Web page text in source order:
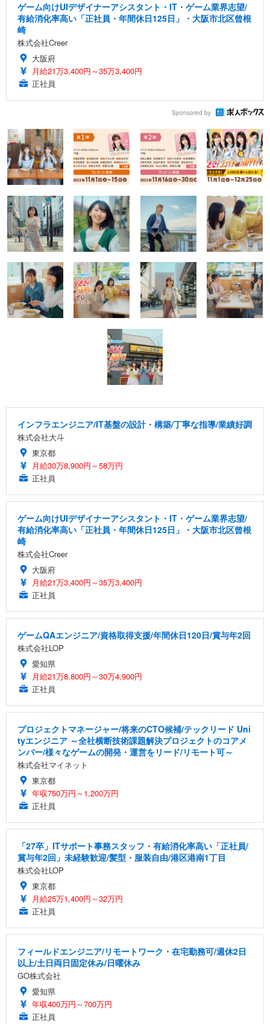
ゲーム向けUIデザイナーアシスタント・IT・ゲーム業界志望/
有給消化率高い「正社員・年間休日125日」・大阪市北区曾根
崎
株式会社Creer
大阪府
月給21万3,400円～35万3,400円
正社員
Sponsored by
インフラエンジニア/IT基盤の設計・構築/丁寧な指導/業績好調
株式会社大斗
東京都
月給30万8,900円～58万円
正社員
ゲーム向けUIデザイナーアシスタント・IT・ゲーム業界志望/
有給消化率高い「正社員・年間休日125日」・大阪市北区曾根
崎
株式会社Creer
大阪府
月給21万3,400円～35万3,400円
正社員
ゲームQAエンジニア/資格取得支援/年間休日120日/賞与年2回
株式会社LOP
愛知県
月給21万8,800円～30万4,900円
正社員
プロジェクトマネージャー/将来のCTO候補/テックリード Uni
tyエンジニア ～全社横断技術課題解決プロジェクトのコアメ
ンバー/様々なゲームの開発・運営をリード/リモート可～
株式会社マイネット
東京都
年収750万円～1,200万円
正社員
「27卒」ITサポート事務スタッフ・有給消化率高い「正社員/
賞与年2回」未経験歓迎/髪型・服装自由/港区港南1丁目
株式会社LOP
東京都
月給25万1,400円～32万円
正社員
フィールドエンジニア/リモートワーク・在宅勤務可/週休2日
以上/土日両日固定休み/日曜休み
GO株式会社
愛知県
年収400万円～700万円
正社員